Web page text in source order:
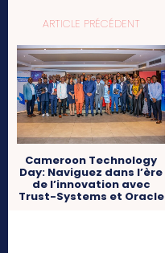
ARTICLE PRÉCÉDENT
Cameroon Technology
Day: Naviguez dans l’ère
de l’innovation avec
Trust-Systems et Oracle